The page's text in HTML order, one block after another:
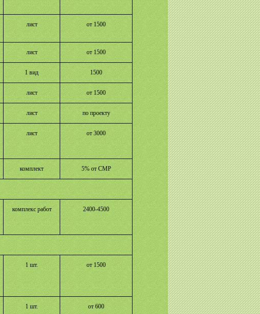
лист от 1500
лист от 1500
1 вид 1500
лист от 1500
лист по проекту
лист от 3000
комплект 5% от СМР
комплекс работ 2400-4500
1 шт. от 1500
1 шт. от 600